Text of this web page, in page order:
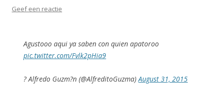
Geef een reactie
Agustooo aqui ya saben con quien apatoroo
pic.twitter.com/Fvlk2pHia9
? Alfredo Guzm?n (@AlfreditoGuzma) August 31, 2015